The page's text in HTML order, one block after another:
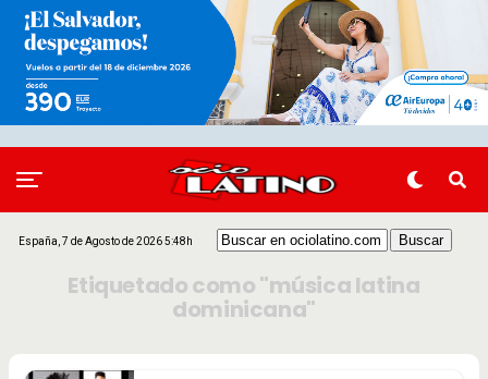
España, 7 de Agosto de 2026 5:48h
Etiquetado como "música latina
dominicana"